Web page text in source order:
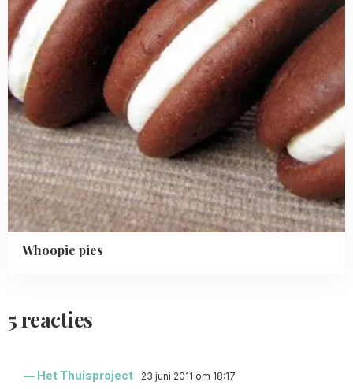
Whoopie pies
5 reacties
Het Thuisproject 23 juni 2011 om 18:17